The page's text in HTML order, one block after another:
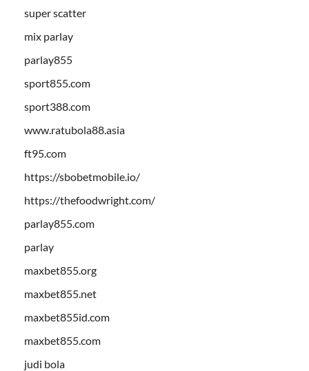
super scatter
mix parlay
parlay855
sport855.com
sport388.com
www.ratubola88.asia
ft95.com
https://sbobetmobile.io/
https://thefoodwright.com/
parlay855.com
parlay
maxbet855.org
maxbet855.net
maxbet855id.com
maxbet855.com
judi bola